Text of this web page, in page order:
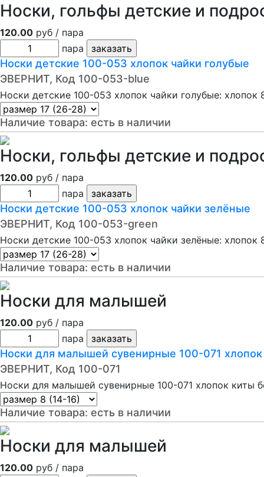
Носки, гольфы детские и
120.00 руб / пара
пара
Носки детские 100-053 хлопок чайки голубые
ЭВЕРНИТ, Код 100-053-blue
Носки детские 100-053 хлопок чайки голубые: хлопок
Наличие товара: есть в наличии
Носки, гольфы детские и
120.00 руб / пара
пара
Носки детские 100-053 хлопок чайки зелёные
ЭВЕРНИТ, Код 100-053-green
Носки детские 100-053 хлопок чайки зелёные: хлопок
Наличие товара: есть в наличии
Носки для малышей
120.00 руб / пара
пара
Носки для малышей сувенирные 100-071
ЭВЕРНИТ, Код 100-071
Носки для малышей сувенирные 100-071 хлопок киты
Наличие товара: есть в наличии
Носки для малышей
120.00 руб / пара